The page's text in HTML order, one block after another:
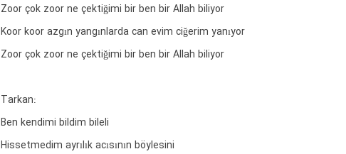
Zoor çok zoor ne çektiğimi bir ben bir Allah biliyor
Koor koor azgın yangınlarda can evim ciğerim yanıyor
Zoor çok zoor ne çektiğimi bir ben bir Allah biliyor
Tarkan:
Ben kendimi bildim bileli
Hissetmedim ayrılık acısının böylesini